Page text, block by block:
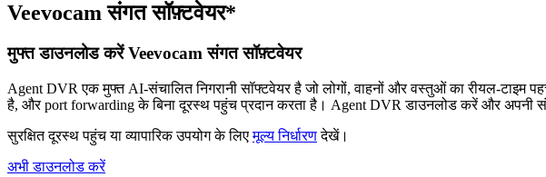
Veevocam संगत सॉफ़्टवेयर*
मुफ्त डाउनलोड करें Veevocam संगत सॉफ़्टवेयर
Agent DVR एक मुफ्त AI-संचालित निगरानी सॉफ्टवेयर है जो लोगों, वाहनों और वस्तुओं का रीयल-टाइम
है, और port forwarding के बिना दूरस्थ पहुंच प्रदान करता है। Agent DVR डाउनलोड करें और अपनी
सुरक्षित दूरस्थ पहुंच या व्यापारिक उपयोग के लिएमूल्य निर्धारणदेखें।
अभी डाउनलोड करें